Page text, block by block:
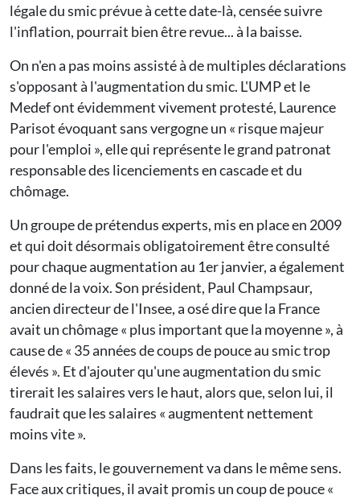
légale du smic prévue à cette date-là, censée suivre
l'inflation, pourrait bien être revue... à la baisse.
On n'en a pas moins assisté à de multiples déclarations
s'opposant à l'augmentation du smic. L'UMP et le
Medef ont évidemment vivement protesté, Laurence
Parisot évoquant sans vergogne un « risque majeur
pour l'emploi », elle qui représente le grand patronat
responsable des licenciements en cascade et du
chômage.
Un groupe de prétendus experts, mis en place en 2009
et qui doit désormais obligatoirement être consulté
pour chaque augmentation au 1er janvier, a également
donné de la voix. Son président, Paul Champsaur,
ancien directeur de l'Insee, a osé dire que la France
avait un chômage « plus important que la moyenne », à
cause de « 35 années de coups de pouce au smic trop
élevés ». Et d'ajouter qu'une augmentation du smic
tirerait les salaires vers le haut, alors que, selon lui, il
faudrait que les salaires « augmentent nettement
moins vite ».
Dans les faits, le gouvernement va dans le même sens.
Face aux critiques, il avait promis un coup de pouce «